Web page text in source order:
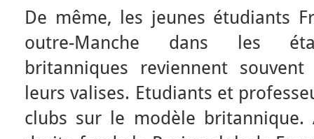
De même, les jeunes étudiants
outre-Manche dans les
britanniques reviennent
leurs valises. Etudiants et
clubs sur le modèle